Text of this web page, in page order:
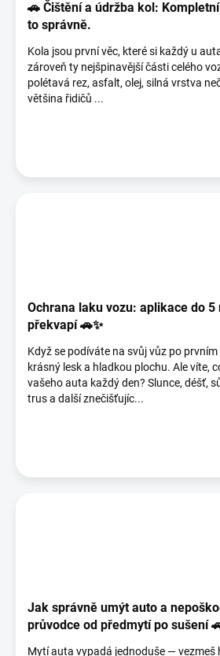
🚗 Čištění a údržba kol:
to správně.
Kola jsou první věc, které si každý u
zároveň ty nejšpinavější části celého
polétavá rez, asfalt, olej, silná vrstva
většina řidičů ...
Ochrana laku vozu: aplikace do
překvapí 🚗✨
Když se podíváte na svůj vůz po
krásný lesk a hladkou plochu. Ale víte,
vašeho auta každý den? Slunce, déšť,
trus a další znečišťujíc...
Jak správně umýt auto a
průvodce od předmytí po sušení
Mytí auta vypadá jednoduše — vezmeš